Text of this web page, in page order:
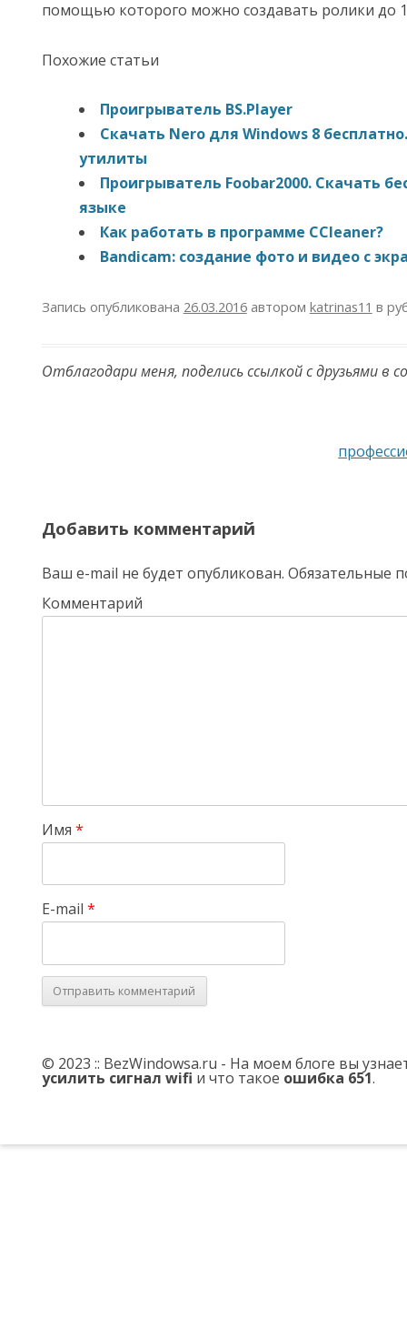
помощью которого можно создавать ролики до
Похожие статьи
Проигрыватель BS.Player
Скачать Nero для Windows 8
утилиты
Проигрыватель Foobar2000. Скачать
языке
Как работать в программе CCleaner?
Bandicam: создание фото и видео с
Запись опубликована 26.03.2016автором katrinas11 в
Отблагодари меня, поделись ссылкой с друзьями в
Добавить комментарий
Ваш e-mail не будет опубликован. Обязательные
Комментарий
Имя *
E-mail *
© 2023 :: BezWindowsa.ru - На моем блоге вы
усилить сигнал wifi и что такое ошибка 651.